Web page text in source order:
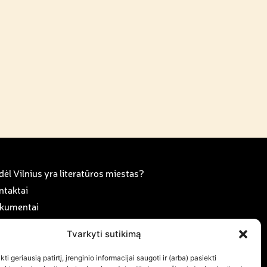
Tvarkyti sutikimą
geriausią patirtį, įrenginio informacijai saugoti ir (arba) pasiekti
Vilnius yra literatūros miestas?
ir karjera